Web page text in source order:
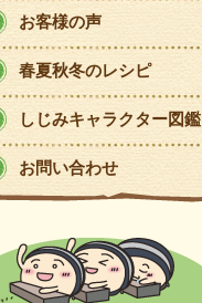
お客様の声
春夏秋冬のレシピ
しじみキャラクター図鑑
お問い合わせ